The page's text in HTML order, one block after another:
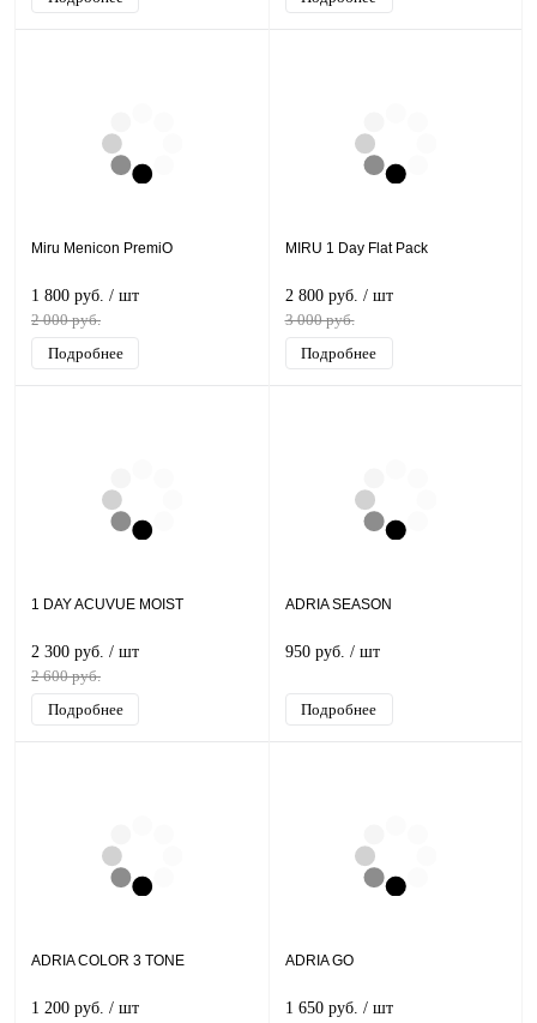
Miru Menicon PremiO
1 800 руб. / шт
2 000 руб.
Подробнее
MIRU 1 Day Flat Pack
2 800 руб. / шт
3 000 руб.
Подробнее
1 DAY ACUVUE MOIST
2 300 руб. / шт
2 600 руб.
Подробнее
ADRIA SEASON
950 руб. / шт
Подробнее
ADRIA COLOR 3 TONE
1 200 руб. / шт
ADRIA GO
1 650 руб. / шт